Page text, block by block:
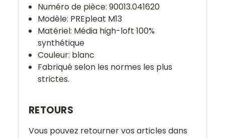
Numéro de pièce:90013.041620
Modèle: PREpleat M13
Matériel: Média high-loft 100%
synthétique
Couleur: blanc
Fabriqué selon les normes les plus
strictes.
RETOURS
Vous pouvez retourner vos articles dans